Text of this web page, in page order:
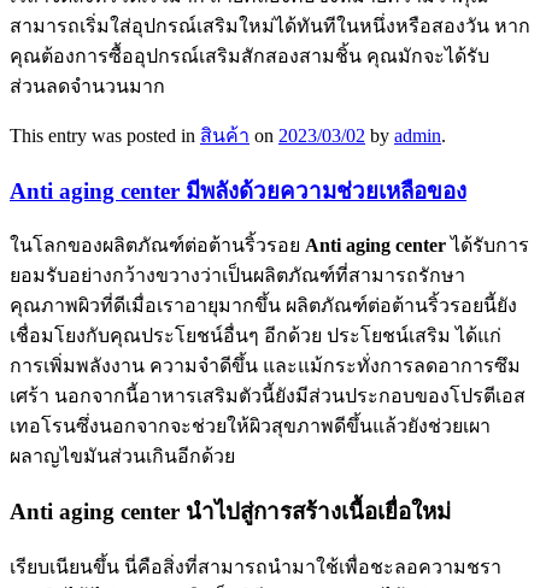
สามารถเริ่มใส่อุปกรณ์เสริมใหม่ได้ทันทีในหนึ่งหรือสองวัน หาก
คุณต้องการซื้ออุปกรณ์เสริมสักสองสามชิ้น คุณมักจะได้รับ
ส่วนลดจำนวนมาก
This entry was posted in สินค้า on 2023/03/02 by admin.
Anti aging center มีพลังด้วยความช่วยเหลือของ
ในโลกของผลิตภัณฑ์ต่อต้านริ้วรอย Anti aging center ได้รับการ
ยอมรับอย่างกว้างขวางว่าเป็นผลิตภัณฑ์ที่สามารถรักษา
คุณภาพผิวที่ดีเมื่อเราอายุมากขึ้น ผลิตภัณฑ์ต่อต้านริ้วรอยนี้ยัง
เชื่อมโยงกับคุณประโยชน์อื่นๆ อีกด้วย ประโยชน์เสริม ได้แก่
การเพิ่มพลังงาน ความจำดีขึ้น และแม้กระทั่งการลดอาการซึม
เศร้า นอกจากนี้อาหารเสริมตัวนี้ยังมีส่วนประกอบของโปรตีเอส
เทอโรนซึ่งนอกจากจะช่วยให้ผิวสุขภาพดีขึ้นแล้วยังช่วยเผา
ผลาญไขมันส่วนเกินอีกด้วย
Anti aging center นำไปสู่การสร้างเนื้อเยื่อใหม่
เรียบเนียนขึ้น นี่คือสิ่งที่สามารถนำมาใช้เพื่อชะลอความชรา